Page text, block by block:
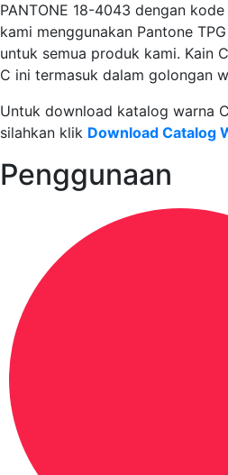
PANTONE 18-4043 dengan
kami menggunakan Pantone
untuk semua produk kami. Kain
C ini termasuk dalam golongan
Untuk download katalog warna
silahkan klik Download Catalog
Penggunaan